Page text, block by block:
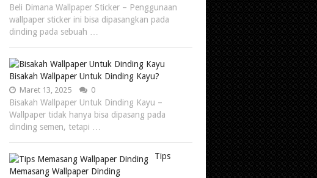
Beli Dimana Wallpaper Sticker – Penggunaan
wallpaper sticker ini bisa dipasangkan pada
dinding pada sebuah …
Bisakah Wallpaper Untuk Dinding Kayu?
Maret 13, 2025 0
Bisakah Wallpaper Untuk Dinding Kayu –
Wallpaper tidak hanya bisa dipasang pada
dinding semen, tetapi …
Tips
Memasang Wallpaper Dinding